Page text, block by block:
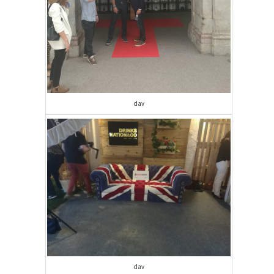
dav
dav